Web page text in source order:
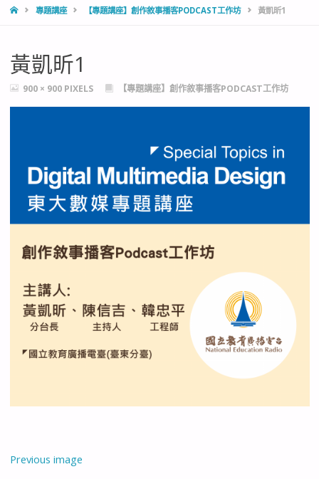
HOME專題講座 【專題講座】創作敘事播客PODCAST工作坊 黃凱昕1
黃凱昕1
FULL900 × 900 PIXELS 【專題講座】創作敘事播客PODCAST工作坊
Previous image